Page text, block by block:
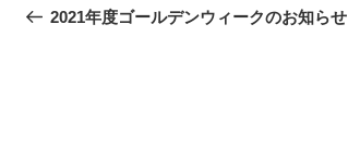
稿
の
2021年度ゴールデンウィークのお知らせ